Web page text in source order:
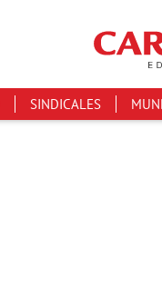
SINDICALES